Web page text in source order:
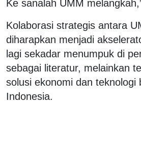
Ke sanalah UMM
Kolaborasi strategis antara
diharapkan menjadi
lagi sekadar menumpuk di
sebagai literatur, melainkan
solusi ekonomi dan teknologi
Indonesia.